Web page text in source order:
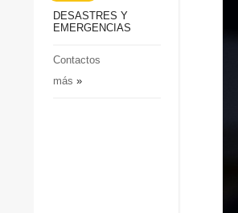
Sociedad y Cultura
DESASTRES Y
EMERGENCIAS
Contactos
más »